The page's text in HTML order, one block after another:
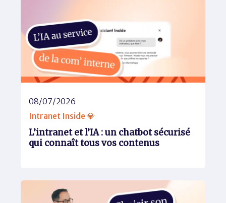
08/07/2026
Intranet Inside 💎
L’intranet et l’IA : un chatbot sécurisé
qui connaît tous vos contenus